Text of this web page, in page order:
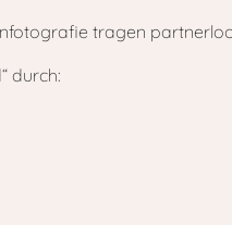
durch: